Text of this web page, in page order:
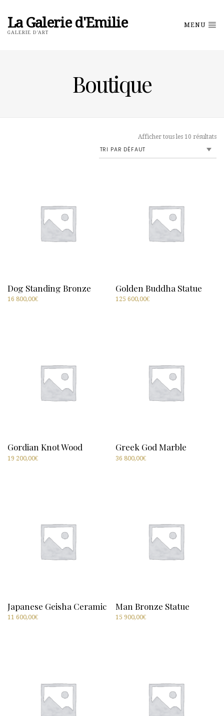
La Galerie d'Emilie
GALERIE D'ART
MENU
Boutique
Afficher tous les 10 résultats
Dog Standing Bronze
16 800,00€
Golden Buddha Statue
125 600,00€
Gordian Knot Wood
19 200,00€
Greek God Marble
36 800,00€
Japanese Geisha Ceramic
11 600,00€
Man Bronze Statue
15 900,00€